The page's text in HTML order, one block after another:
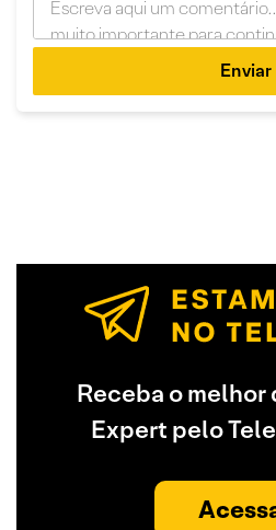
Enviar
Receba o
Expert pelo